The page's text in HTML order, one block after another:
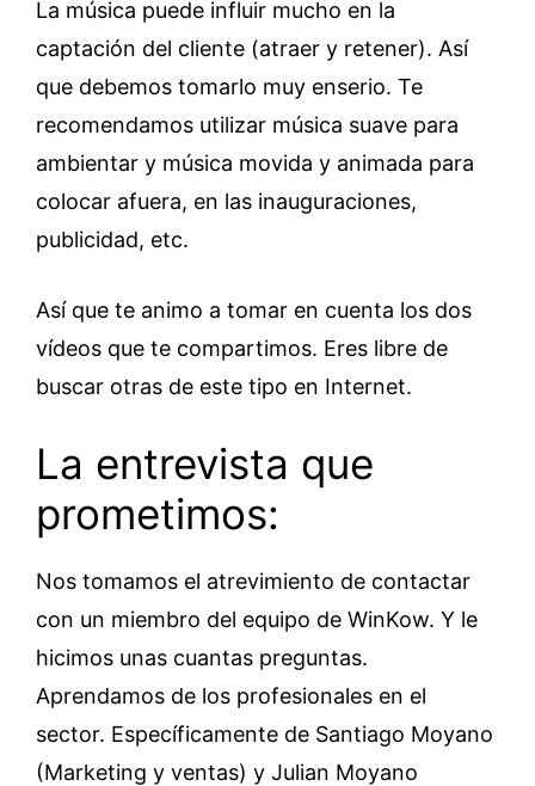
La música puede influir mucho en la
captación del cliente (atraer y retener). Así
que debemos tomarlo muy enserio. Te
recomendamos utilizar música suave para
ambientar y música movida y animada para
colocar afuera, en las inauguraciones,
publicidad, etc.
Así que te animo a tomar en cuenta los dos
vídeos que te compartimos. Eres libre de
buscar otras de este tipo en Internet.
La entrevista que
prometimos:
Nos tomamos el atrevimiento de contactar
con un miembro del equipo de WinKow. Y le
hicimos unas cuantas preguntas.
Aprendamos de los profesionales en el
sector. Específicamente de Santiago Moyano
(Marketing y ventas) y Julian Moyano